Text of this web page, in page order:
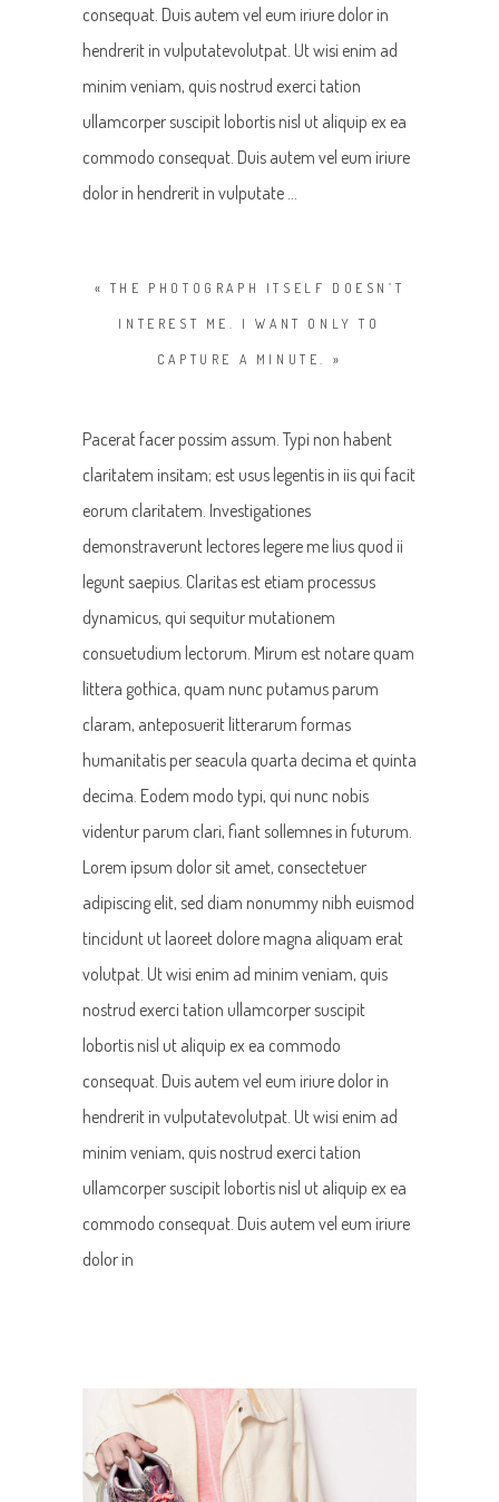
consequat. Duis autem vel eum iriure dolor in
hendrerit in vulputatevolutpat. Ut wisi enim ad
minim veniam, quis nostrud exerci tation
ullamcorper suscipit lobortis nisl ut aliquip ex ea
commodo consequat. Duis autem vel eum iriure
dolor in hendrerit in vulputate …
« THE PHOTOGRAPH ITSELF DOESN’T
INTEREST ME. I WANT ONLY TO
CAPTURE A MINUTE. »
Pacerat facer possim assum. Typi non habent
claritatem insitam; est usus legentis in iis qui facit
eorum claritatem. Investigationes
demonstraverunt lectores legere me lius quod ii
legunt saepius. Claritas est etiam processus
dynamicus, qui sequitur mutationem
consuetudium lectorum. Mirum est notare quam
littera gothica, quam nunc putamus parum
claram, anteposuerit litterarum formas
humanitatis per seacula quarta decima et quinta
decima. Eodem modo typi, qui nunc nobis
videntur parum clari, fiant sollemnes in futurum.
Lorem ipsum dolor sit amet, consectetuer
adipiscing elit, sed diam nonummy nibh euismod
tincidunt ut laoreet dolore magna aliquam erat
volutpat. Ut wisi enim ad minim veniam, quis
nostrud exerci tation ullamcorper suscipit
lobortis nisl ut aliquip ex ea commodo
consequat. Duis autem vel eum iriure dolor in
hendrerit in vulputatevolutpat. Ut wisi enim ad
minim veniam, quis nostrud exerci tation
ullamcorper suscipit lobortis nisl ut aliquip ex ea
commodo consequat. Duis autem vel eum iriure
dolor in